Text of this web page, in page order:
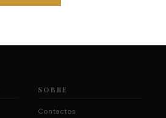
SOBRE
Contactos